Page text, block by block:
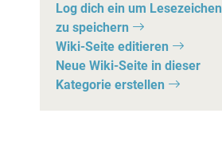
Log dich ein um Lesezeichen
zu speichern
Wiki-Seite editieren
Neue Wiki-Seite in dieser
Kategorie erstellen